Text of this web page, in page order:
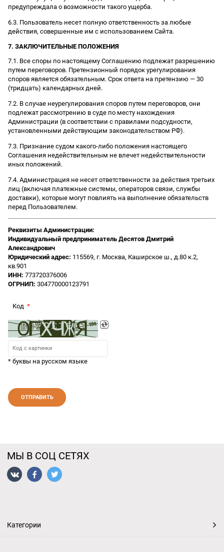
предупреждала о возможности такого ущерба.
6.3. Пользователь несет полную ответственность за любые
действия, совершенные им с использованием Сайта.
7. ЗАКЛЮЧИТЕЛЬНЫЕ ПОЛОЖЕНИЯ
7.1. Все споры по настоящему Соглашению подлежат разрешению
путем переговоров. Претензионный порядок урегулирования
споров является обязательным. Срок ответа на претензию — 30
(тридцать) календарных дней.
7.2. В случае неурегулирования споров путем переговоров, они
подлежат рассмотрению в суде по месту нахождения
Администрации (в соответствии с правилами подсудности,
установленными действующим законодательством РФ).
7.3. Признание судом какого-либо положения настоящего
Соглашения недействительным не влечет недействительности
иных положений.
7.4. Администрация не несет ответственности за действия третьих
лиц (включая платежные системы, операторов связи, службы
доставки), которые могут повлиять на выполнение обязательств
перед Пользователем.
Реквизиты Администрации:
Индивидуальный предприниматель Десятов Дмитрий
Александрович
Юридический адрес: 115569, г. Москва, Каширское ш., д.80 к.2,
кв.901
ИНН: 773720376006
ОГРНИП: 304770000123791
Код
* буквы на русском языке
МЫ В СОЦ СЕТЯХ
Категории